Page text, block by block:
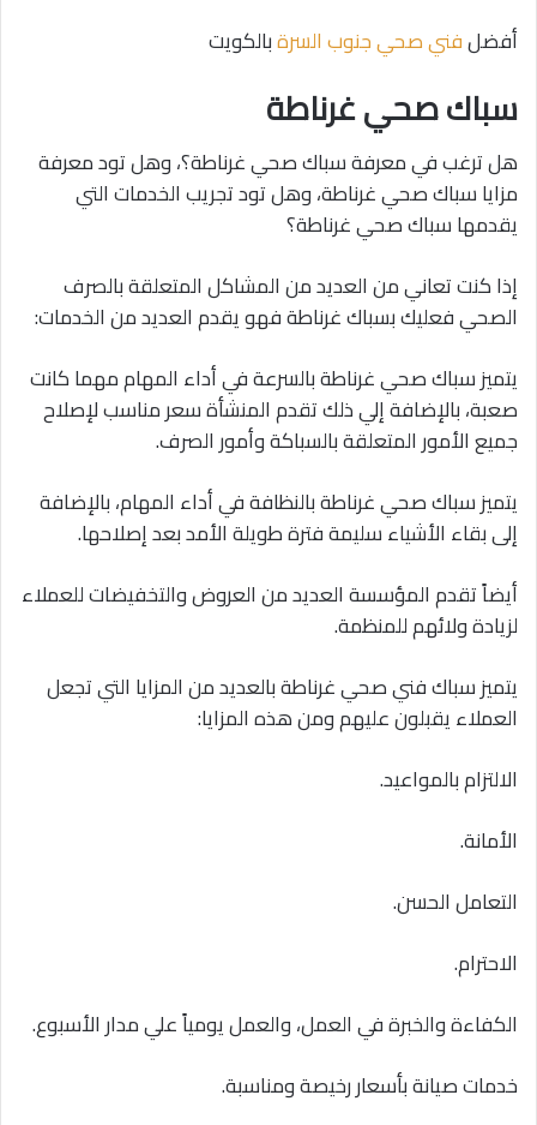
أفضلفني صحي جنوب السرةبالكويت
سباك صحي غرناطة
هل ترغب في معرفة سباك صحي غرناطة؟، وهل تود معرفة
مزايا سباك صحي غرناطة، وهل تود تجريب الخدمات التي
يقدمها سباك صحي غرناطة؟
إذا كنت تعاني من العديد من المشاكل المتعلقة بالصرف
الصحي فعليك بسباك غرناطة فهو يقدم العديد من الخدمات:
يتميز سباك صحي غرناطة بالسرعة في أداء المهام مهما كانت
صعبة، بالإضافة إلي ذلك تقدم المنشأة سعر مناسب لإصلاح
جميع الأمور المتعلقة بالسباكة وأمور الصرف.
يتميز سباك صحي غرناطة بالنظافة في أداء المهام، بالإضافة
إلى بقاء الأشياء سليمة فترة طويلة الأمد بعد إصلاحها.
أيضاً تقدم المؤسسة العديد من العروض والتخفيضات للعملاء
لزيادة ولائهم للمنظمة.
يتميز سباك فني صحي غرناطة بالعديد من المزايا التي تجعل
العملاء يقبلون عليهم ومن هذه المزايا:
الالتزام بالمواعيد.
الأمانة.
التعامل الحسن.
الاحترام.
الكفاءة والخبرة في العمل، والعمل يومياً علي مدار الأسبوع.
خدمات صيانة بأسعار رخيصة ومناسبة.